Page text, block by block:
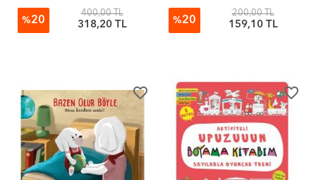
%20
400,00 TL
318,20 TL %20
200,00 TL
159,10 TL
favorite_border favorite_border